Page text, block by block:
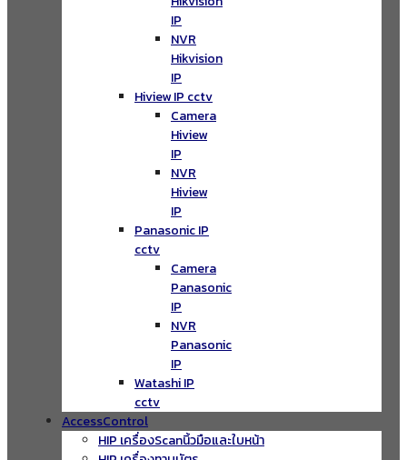
IP
NVR
Hikvision
IP
Hiview IP cctv
Camera
Hiview
IP
NVR
Hiview
IP
Panasonic IP
cctv
Camera
Panasonic
IP
NVR
Panasonic
IP
Watashi IP
cctv
AccessControl
HIP เครื่องScanนิ้วมือและใบหน้า